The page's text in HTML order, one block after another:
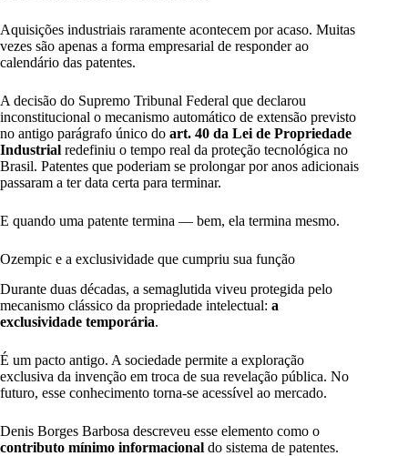
Aquisições industriais raramente acontecem por acaso. Muitas
vezes são apenas a forma empresarial de responder ao
calendário das patentes.
A decisão do Supremo Tribunal Federal que declarou
inconstitucional o mecanismo automático de extensão previsto
no antigo parágrafo único do art. 40 da Lei de Propriedade
Industrial redefiniu o tempo real da proteção tecnológica no
Brasil. Patentes que poderiam se prolongar por anos adicionais
passaram a ter data certa para terminar.
E quando uma patente termina — bem, ela termina mesmo.
Ozempic e a exclusividade que cumpriu sua função
Durante duas décadas, a semaglutida viveu protegida pelo
mecanismo clássico da propriedade intelectual: a
exclusividade temporária.
É um pacto antigo. A sociedade permite a exploração
exclusiva da invenção em troca de sua revelação pública. No
futuro, esse conhecimento torna-se acessível ao mercado.
Denis Borges Barbosa descreveu esse elemento como o
contributo mínimo informacional do sistema de patentes.